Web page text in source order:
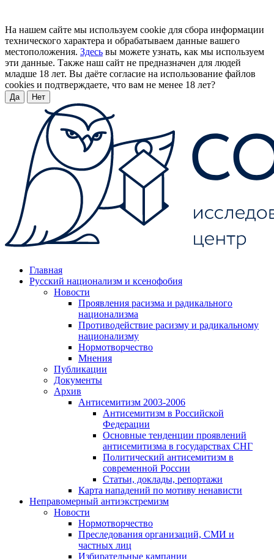
На нашем сайте мы используем cookie для сбора информации
технического характера и обрабатываем данные вашего
местоположения. Здесь вы можете узнать, как мы используем
эти данные. Также наш сайт не предназначен для людей
младше 18 лет. Вы даёте согласие на использование файлов
cookies и подтверждаете, что вам не менее 18 лет?
Да Нет
Главная
Русский национализм и ксенофобия
Новости
Проявления расизма и радикального
национализма
Противодействие расизму и радикальному
национализму
Нормотворчество
Мнения
Публикации
Документы
Архив
Антисемитизм 2003-2006
Антисемитизм в Российской
Федерации
Основные тенденции проявлений
антисемитизма в государствах СНГ
Политический антисемитизм в
современной России
Статьи, доклады, репортажи
Карта нападений по мотиву ненависти
Неправомерный антиэкстремизм
Новости
Нормотворчество
Преследования организаций, СМИ и
частных лиц
Избирательные кампании